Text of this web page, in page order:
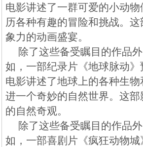
电影讲述了一群可爱的小动
历各种有趣的冒险和挑战。
象力的动画盛宴。
除了这些备受瞩目的作品
如，一部纪录片《地球脉动
电影讲述了地球上的各种生
进一个奇妙的自然世界。这
的自然奇观。
除了这些备受瞩目的作品
如，一部喜剧片《疯狂动物